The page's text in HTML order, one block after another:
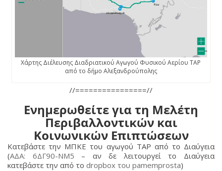
Χάρτης Διέλευσης Διαδριατικού Αγωγού Φυσικού Αερίου TAP
από το δήμο Αλεξανδρούπολης
//================//
Ενημερωθείτε για τη Μελέτη
Περιβαλλοντικών και
Κοινωνικών Επιπτώσεων
Κατεβάστε την ΜΠΚΕ του αγωγού TAP από το Διαύγεια
(ΑΔΑ: 6ΔΓ90-ΝΜ5 – αν δε λειτουργεί το Διαύγεια
κατεβάστε την από το dropbox του pamemprosta)